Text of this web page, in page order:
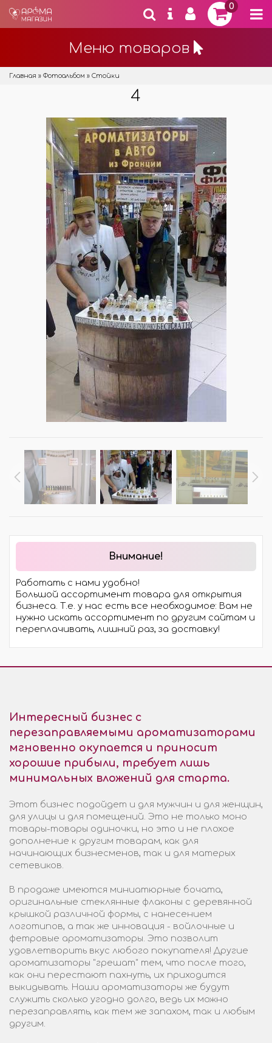
0
Меню товаров
Главная » Фотоальбом » Стойки
4
Внимание!
Работать с нами удобно!
Большой ассортимент товара для открытия
бизнеса. Т.е. у нас есть все необходимое: Вам не
нужно искать ассортимент по другим сайтам и
переплачивать, лишний раз, за доставку!
Интересный бизнес с
перезаправляемыми ароматизаторами
мгновенно окупается и приносит
хорошие прибыли, требует лишь
минимальных вложений для старта.
Этот бизнес подойдет и для мужчин и для женщин,
для улицы и для помещений. Это не только моно
товары-товары одиночки, но это и не плохое
дополнение к другим товарам, как для
начинающих бизнесменов, так и для матерых
сетевиков.
В продаже имеются миниатюрные бочата,
оригинальные стеклянные флаконы с деревянной
крышкой различной формы, с нанесением
логотипов, а так же инновация - войлочные и
фетровые ароматизаторы. Это позволит
удовлетворить вкус любого покупателя! Другие
ароматизаторы "грешат" тем, что после того,
как они перестают пахнуть, их приходится
выкидывать. Наши ароматизаторы же будут
служить сколько угодно долго, ведь их можно
перезаправлять, как тем же запахом, так и любым
другим.